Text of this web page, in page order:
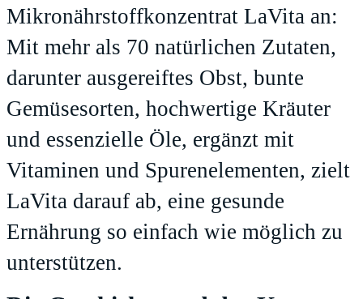
Mikronährstoffkonzentrat LaVita an:
Mit mehr als 70 natürlichen Zutaten,
darunter ausgereiftes Obst, bunte
Gemüsesorten, hochwertige Kräuter
und essenzielle Öle, ergänzt mit
Vitaminen und Spurenelementen, zielt
LaVita darauf ab, eine gesunde
Ernährung so einfach wie möglich zu
unterstützen.